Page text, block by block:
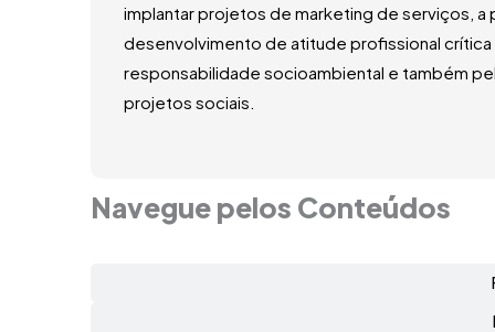
implantar projetos de marketing de serviços,
desenvolvimento de atitude profissional
responsabilidade socioambiental e também
projetos sociais.
Navegue pelos Conteúdos